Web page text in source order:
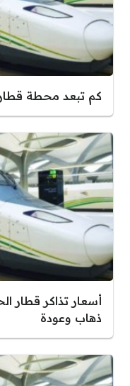
كم تبعد محطة
أسعار تذاكر قطار
ذهاب وعودة